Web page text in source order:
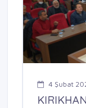
4 Şubat